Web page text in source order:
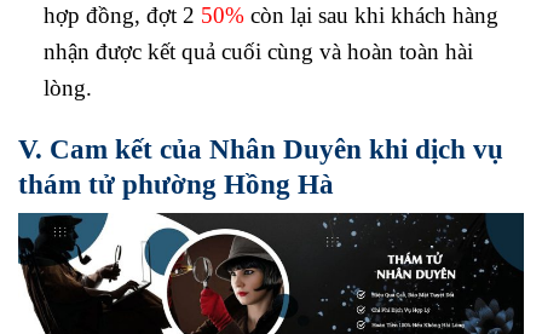
hợp đồng, đợt 2 50%còn lại sau khi khách hàng
nhận được kết quả cuối cùng và hoàn toàn hài
lòng.
V. Cam kết của Nhân Duyên khi dịch vụ
thám tử phường Hồng Hà